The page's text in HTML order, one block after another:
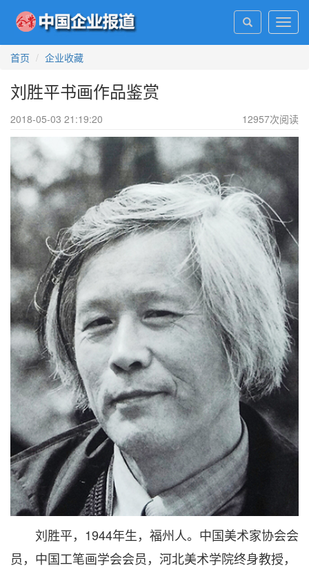
首页
企业收藏
刘胜平书画作品鉴赏
2018-05-03 21:19:20 12957次阅读
刘胜平，1944年生，福州人。中国美术家协会会
员，中国工笔画学会会员，河北美术学院终身教授，